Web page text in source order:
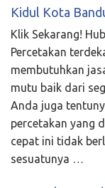
Kidul Kota
Klik Sekarang!
Percetakan
membutuhkan
mutu baik dari
Anda juga
percetakan yang
cepat ini tidak
sesuatunya …